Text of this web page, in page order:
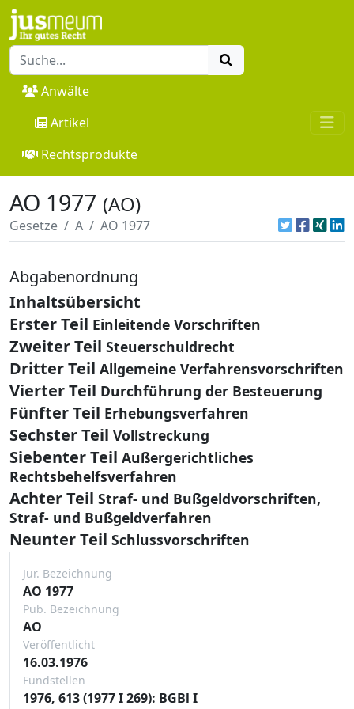
Anwälte
Artikel
Rechtsprodukte
AO 1977 (AO)
Gesetze A AO 1977
Abgabenordnung
Inhaltsübersicht
Erster Teil Einleitende Vorschriften
Zweiter Teil Steuerschuldrecht
Dritter Teil Allgemeine Verfahrensvorschriften
Vierter Teil Durchführung der Besteuerung
Fünfter Teil Erhebungsverfahren
Sechster Teil Vollstreckung
Siebenter Teil Außergerichtliches
Rechtsbehelfsverfahren
Achter Teil Straf- und Bußgeldvorschriften,
Straf- und Bußgeldverfahren
Neunter Teil Schlussvorschriften
Jur. Bezeichnung
AO 1977
Pub. Bezeichnung
AO
Veröffentlicht
16.03.1976
Fundstellen
1976, 613 (1977 I 269): BGBl I